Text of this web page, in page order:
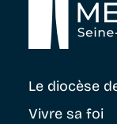
Le diocèse
Vivre sa foi